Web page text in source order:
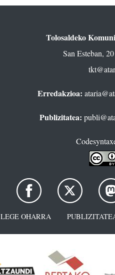
Tolosaldeko
San Esteban,
Erredakzioa:
Publizitatea:
LEGE OHARRA